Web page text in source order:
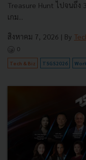
Treasure Hunt ไปจนถึง
เกม...
สิงหาคม 7, 2026 | By
0
Tech & Biz TSGS2026